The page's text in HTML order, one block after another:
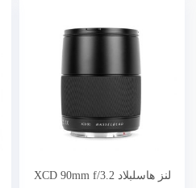
لنز هاسلبلاد XCD 90mm f/3.2